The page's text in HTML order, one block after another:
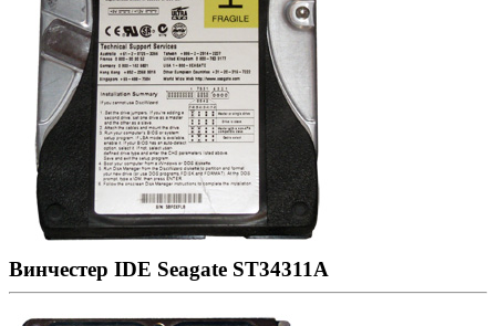
Винчестер IDE Seagate ST34311A